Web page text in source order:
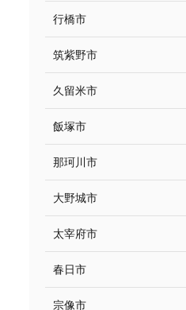
行橋市
筑紫野市
久留米市
飯塚市
那珂川市
大野城市
太宰府市
春日市
宗像市